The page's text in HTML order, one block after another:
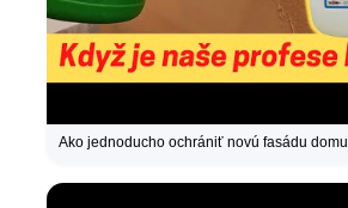
Ako jednoducho ochrániť novú fasádu domu